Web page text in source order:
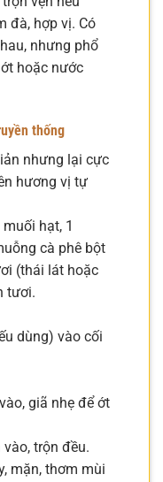
đà, hợp vị. Có
nhưng phổ
hoặc nước
thống
nhưng lại cực
hương vị tự
hạt, 1
cà phê bột
(thái lát hoặc
tươi.
dùng) vào cối
giã nhẹ để ớt
trộn đều.
mặn, thơm mùi